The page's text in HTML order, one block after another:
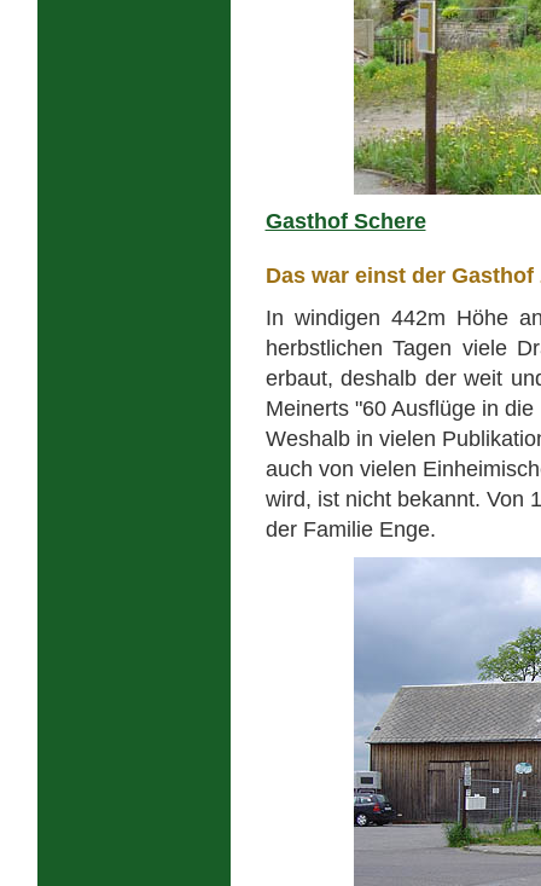
Gasthof Schere
Das war einst der
In windigen 442m Höhe
herbstlichen Tagen viele
erbaut, deshalb der weit
Meinerts "60 Ausflüge in
Weshalb in vielen
auch von vielen
wird, ist nicht bekannt. Von
der Familie Enge.